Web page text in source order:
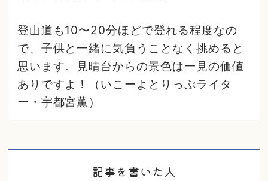
登山道も10〜20分ほどで登れる程度なの
で、子供と一緒に気負うことなく挑めると
思います。見晴台からの景色は一見の価値
ありですよ！（いこーよとりっぷライタ
ー・宇都宮薫）
記事を書いた人